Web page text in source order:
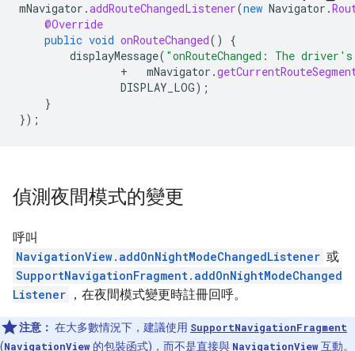
mNavigator .addRouteChangedListener(new Navigator .
@Override
public void onRouteChanged()
{
displayMessage( "onRouteChanged: The
+
mNavigator .
DISPLAY_LOG);
}
});
偵測夜間模式的變更
呼叫
NavigationView.addOnNightModeChangedListener 或
SupportNavigationFragment.addOnNightModeChanged
Listener ，在夜間模式變更時註冊回呼。
注意： 在大多數情況下，建議使用 SupportNavigationFragment
(NavigationView 的包裝函式)，而不是直接與 NavigationView互動。